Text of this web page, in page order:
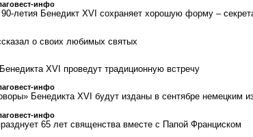
инфо
90-летия Бенедикт XVI сохраняет хорошую форму –
о своих любимых святых
XVI проведут традиционную встречу
инфо
Бенедикта XVI будут изданы в сентябре немецким
инфо
65 лет священства вместе с Папой Франциском